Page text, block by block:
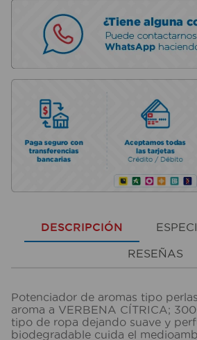
DESCRIPCIÓN
RESEÑAS
Potenciador de aromas tipo
aroma a VERBENA CÍTRICA;
tipo de ropa dejando suave y
biodegradable cuida el